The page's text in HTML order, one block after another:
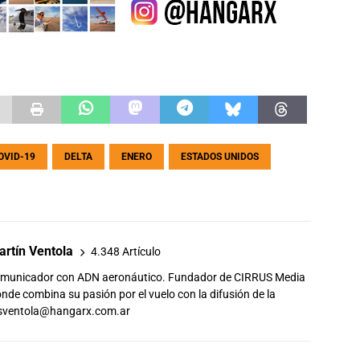
19 DELTA ENERO ESTADOS UNIDOS
Ventola 4.348 Artículo
con ADN aeronáutico. Fundador de CIRRUS Media
combina su pasión por el vuelo con la difusión de la